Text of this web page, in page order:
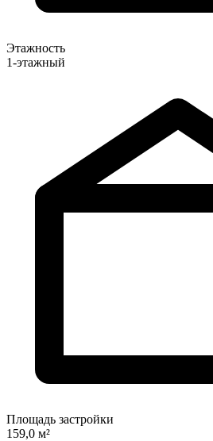
Этажность
1-этажный
Площадь застройки
159,0 м²